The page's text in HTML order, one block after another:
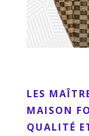
LES
MAISON
QUALITÉ